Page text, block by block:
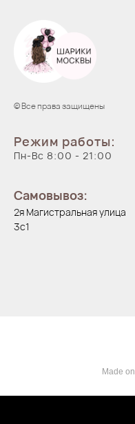
© Все права защищены
Режим работы:
Пн-Вс 8:00 - 21:00
Самовывоз:
2я Магистральная улица
3с1
Made on